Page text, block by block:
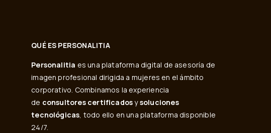
QUÉ ES PERSONALITIA
Personalitia es una plataforma digital de asesoría de
imagen profesional dirigida a mujeres en el ámbito
corporativo. Combinamos la experiencia
de consultores certificadosysoluciones
tecnológicas, todo ello en una plataforma disponible
24/7.